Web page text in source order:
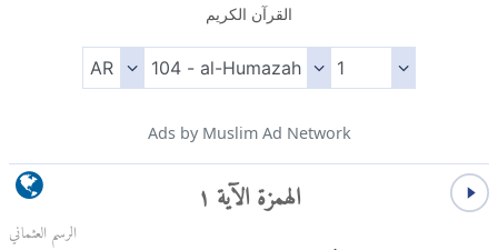
القرآن الكريم
Ads by Muslim Ad Network
الهمزة الآية ١
الرسم العثماني